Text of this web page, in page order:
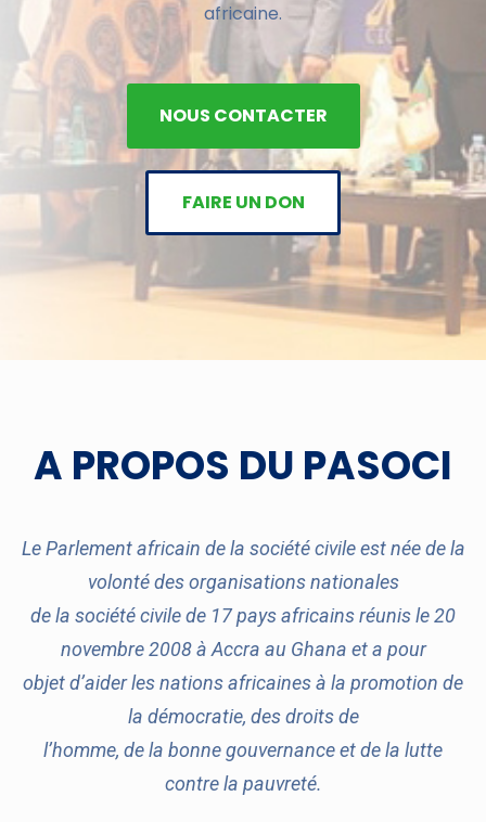
africaine.
NOUS CONTACTER
FAIRE UN DON
A PROPOS DU PASOCI
Le Parlement africain de la société civile est née de la
volonté des organisations nationales
de la société civile de 17 pays africains réunis le 20
novembre 2008 à Accra au Ghana et a pour
objet d’aider les nations africaines à la promotion de
la démocratie, des droits de
l’homme, de la bonne gouvernance et de la lutte
contre la pauvreté.